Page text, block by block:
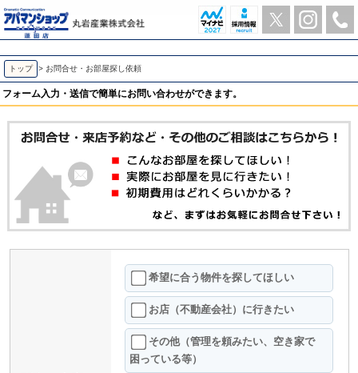
お問合せ・お部屋探し依頼 | アパマンショップ蓮田店-丸岩産業株式会社-
トップ > お問合せ・お部屋探し依頼
フォーム入力・送信で簡単にお問い合わせができます。
希望に合う物件を探してほしい
お店（不動産会社）に行きたい
その他（管理を頼みたい、空き家で
困っている等）